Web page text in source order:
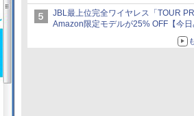
JBL最上位完全ワイヤレス「TOUR
Amazon限定モデルが25% OFF【今